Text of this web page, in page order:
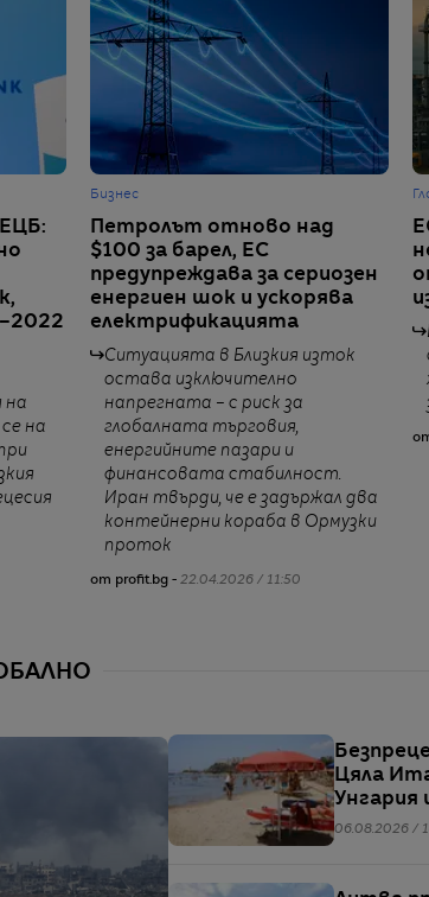
на
на
Бизнес
Петролът отново над
$100 за барел, ЕС
предупреждава за сериозен
енергиен шок и ускорява
електрификацията
Ситуацията в Близкия изток
остава изключително
напрегната – с риск за
глобалната търговия,
енергийните пазари и
финансовата стабилност.
Иран твърди, че е задържал два
контейнерни кораба в Ормузки
проток
от profit.bg - 22.04.2026 / 11:50
Цяла
Унгария
06.08.2026 /